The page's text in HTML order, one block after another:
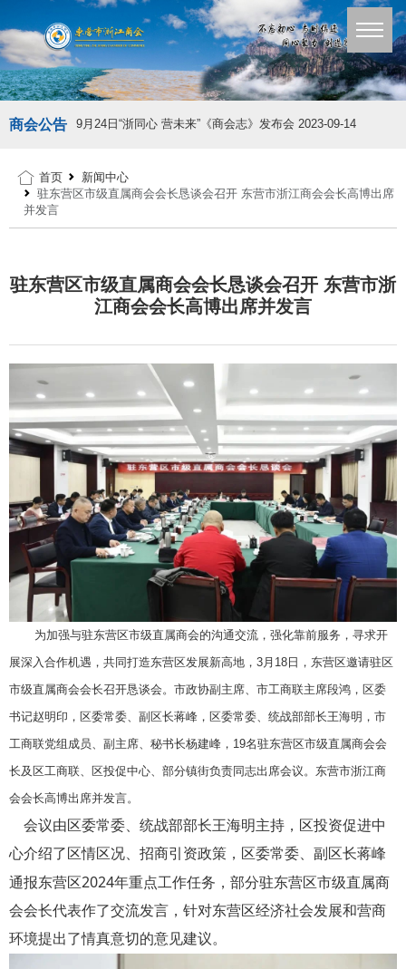
商会公告 9月24日“浙同心 营未来”《商会志》发布会 2023-09-14
首页
新闻中心
驻东营区市级直属商会会长恳谈会召开 东营市浙江商会会长高博出席
并发言
驻东营区市级直属商会会长恳谈会召开 东营市浙
江商会会长高博出席并发言
为加强与驻东营区市级直属商会的沟通交流，强化靠前服务，寻求开
展深入合作机遇，共同打造东营区发展新高地，3月18日，东营区邀请驻区
市级直属商会会长召开恳谈会。市政协副主席、市工商联主席段鸿，区委
书记赵明印，区委常委、副区长蒋峰，区委常委、统战部部长王海明，市
工商联党组成员、副主席、秘书长杨建峰，19名驻东营区市级直属商会会
长及区工商联、区投促中心、部分镇街负责同志出席会议。东营市浙江商
会会长高博出席并发言。
会议由区委常委、统战部部长王海明主持，区投资促进中
心介绍了区情区况、招商引资政策，区委常委、副区长蒋峰
通报东营区2024年重点工作任务，部分驻东营区市级直属商
会会长代表作了交流发言，针对东营区经济社会发展和营商
环境提出了情真意切的意见建议。